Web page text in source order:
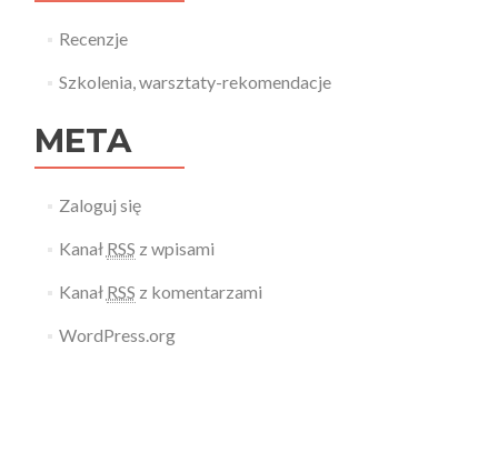
Recenzje
Szkolenia, warsztaty-rekomendacje
META
Zaloguj się
Kanał RSS z wpisami
Kanał RSS z komentarzami
WordPress.org